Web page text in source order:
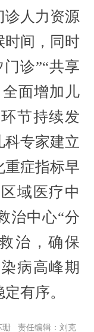
诊人力资源
时间，同时
诊”“共享
面增加儿
节持续发
科专家建立
重症指标早
域医疗中
治中心“分
治，确保
病高峰期
有序。
珊 责任编辑：刘克